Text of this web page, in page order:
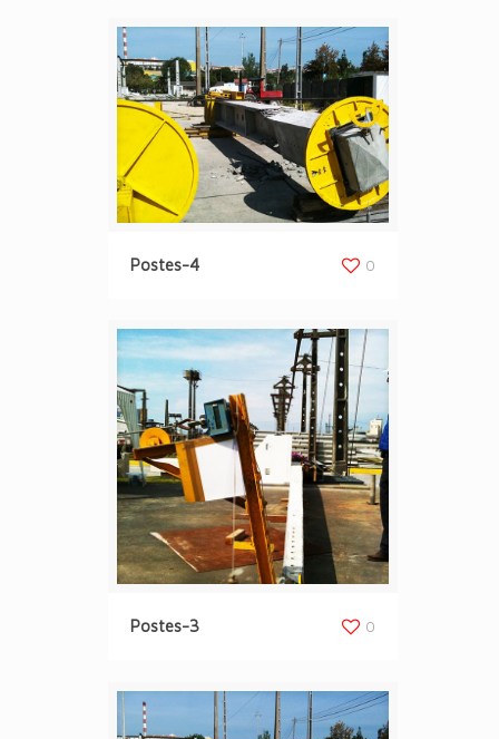
Postes-4 0
Postes-3 0